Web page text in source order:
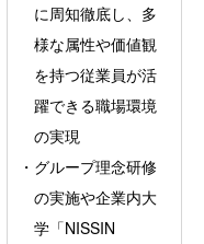
に周知徹底し、多
様な属性や価値観
を持つ従業員が活
躍できる職場環境
の実現
・ グループ理念研修
の実施や企業内大
学「NISSIN